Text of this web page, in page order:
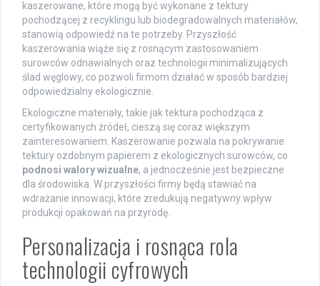
kaszerowane, które mogą być wykonane z tektury
pochodzącej z recyklingu lub biodegradowalnych materiałów,
stanowią odpowiedź na te potrzeby. Przyszłość
kaszerowania wiąże się z rosnącym zastosowaniem
surowców odnawialnych oraz technologii minimalizujących
ślad węglowy, co pozwoli firmom działać w sposób bardziej
odpowiedzialny ekologicznie.
Ekologiczne materiały, takie jak tektura pochodząca z
certyfikowanych źródeł, cieszą się coraz większym
zainteresowaniem. Kaszerowanie pozwala na pokrywanie
tektury ozdobnym papierem z ekologicznych surowców, co
podnosi walory wizualne, a jednocześnie jest bezpieczne
dla środowiska. W przyszłości firmy będą stawiać na
wdrażanie innowacji, które zredukują negatywny wpływ
produkcji opakowań na przyrodę.
Personalizacja i rosnąca rola
technologii cyfrowych